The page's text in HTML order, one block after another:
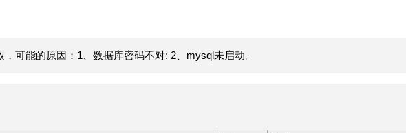
可能的原因：1、数据库密码不对; 2、mysql未启动。